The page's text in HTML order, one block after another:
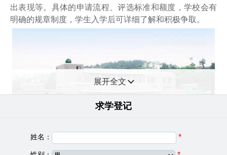
出表现等。具体的申请流程、评选标准和额度，学校会有
明确的规章制度，学生入学后可详细了解和积极争取。
展开全文
求学登记
姓名： *